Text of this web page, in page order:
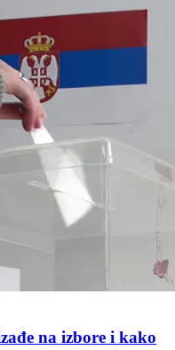
na izbore i kako